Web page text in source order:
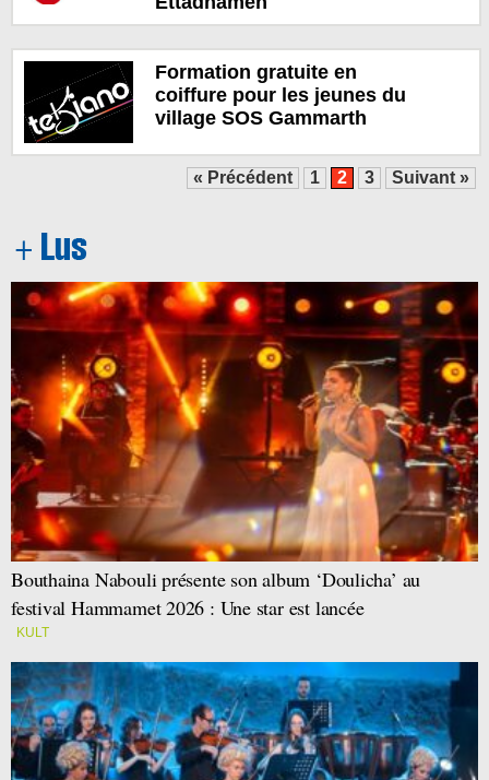
Formation gratuite en
coiffure pour les jeunes du
village SOS Gammarth
« Précédent 1 2 3 Suivant »
Bouthaina Nabouli présente son album ‘Doulicha’ au
festival Hammamet 2026 : Une star est lancée
KULT